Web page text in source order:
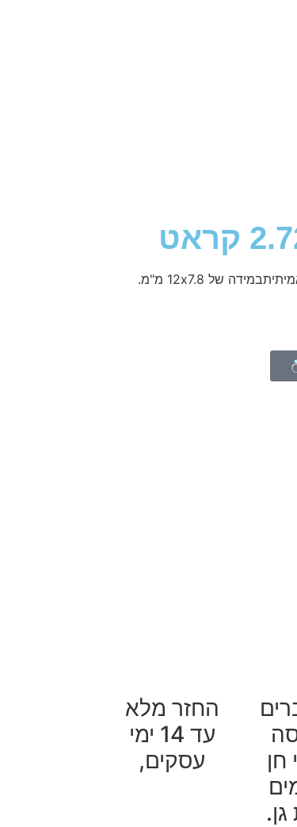
במידה של 12x7.8 מ"מ.
חן
החזר מלא
עד 14 ימי
עסקים,